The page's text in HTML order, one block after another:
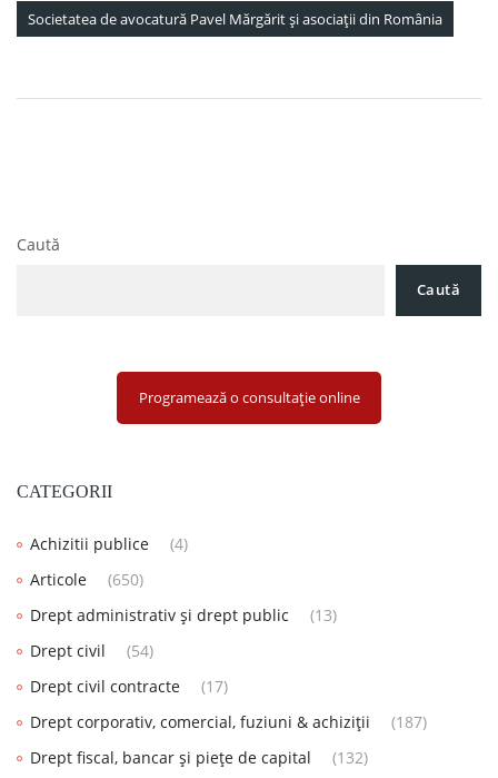
Societatea de avocatură Pavel Mărgărit și asociații din România
Caută
Caută
Programează o consultație online
CATEGORII
Achizitii publice
(4)
Articole
(650)
Drept administrativ și drept public
(13)
Drept civil
(54)
Drept civil contracte
(17)
Drept corporativ, comercial, fuziuni & achiziții
(187)
Drept fiscal, bancar și piețe de capital
(132)